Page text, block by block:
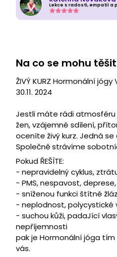
Lekce s radostí, empatií a
Na co se mohu
ŽIVÝ KURZ Hormonální
30.11. 2024
Jestli máte rádi
žen, vzájemné sdílení,
oceníte živý kurz. Jedná se
Společně strávíme
Pokud ŘEŠÍTE:
- nepravidelný cyklus,
- PMS, nespavost,
- sníženou funkci štítné
- neplodnost, polycystické
- suchou kůži, padaJící
nepříjemnosti
pak je Hormonální jóga
vás.